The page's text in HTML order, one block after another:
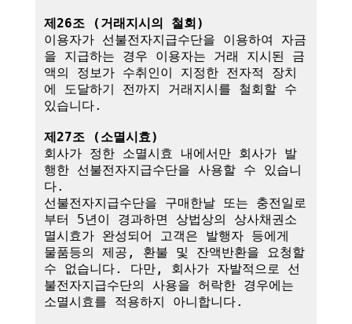
제26조 (거래지시의 철회)
이용자가 선불전자지급수단을 이용하여 자금
을 지급하는 경우 이용자는 거래 지시된 금
액의 정보가 수취인이 지정한 전자적 장치
에 도달하기 전까지 거래지시를 철회할 수
있습니다.
제27조 (소멸시효)
회사가 정한 소멸시효 내에서만 회사가 발
행한 선불전자지급수단을 사용할 수 있습니
다.
선불전자지급수단을 구매한날 또는 충전일로
부터 5년이 경과하면 상법상의 상사채권소
멸시효가 완성되어 고객은 발행자 등에게
물품등의 제공, 환불 및 잔액반환을 요청할
수 없습니다. 다만, 회사가 자발적으로 선
불전자지급수단의 사용을 허락한 경우에는
소멸시효를 적용하지 아니합니다.